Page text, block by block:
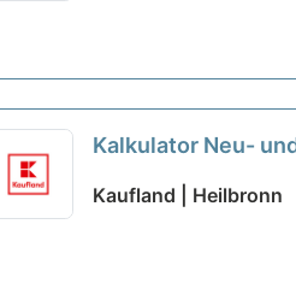
Kalkulator Neu-
Kaufland | Heilbronn